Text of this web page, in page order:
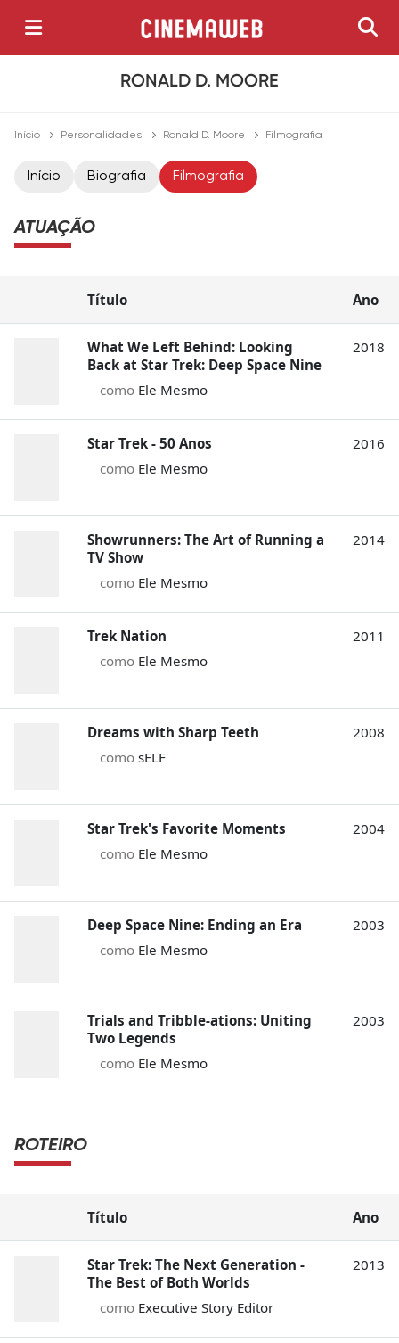
RONALD D. MOORE
Início Personalidades Ronald D. Moore Filmografia
Início Biografia Filmografia
ATUAÇÃO
Título Ano
What We Left Behind: Looking
Back at Star Trek: Deep Space Nine
como Ele Mesmo
2018
Star Trek - 50 Anos
como Ele Mesmo
2016
Showrunners: The Art of Running a
TV Show
como Ele Mesmo
2014
Trek Nation
como Ele Mesmo
2011
Dreams with Sharp Teeth
como sELF
2008
Star Trek's Favorite Moments
como Ele Mesmo
2004
Deep Space Nine: Ending an Era
como Ele Mesmo
2003
Trials and Tribble-ations: Uniting
Two Legends
como Ele Mesmo
2003
ROTEIRO
Título Ano
Star Trek: The Next Generation -
The Best of Both Worlds
como Executive Story Editor
2013